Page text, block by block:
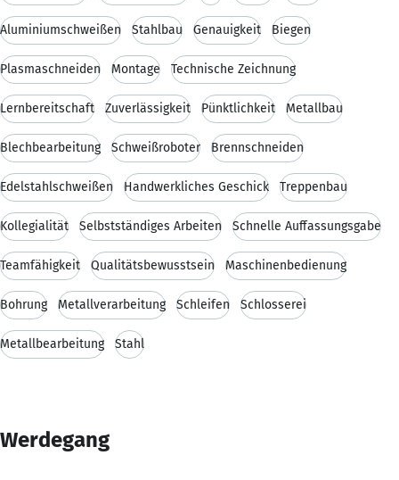
Aluminiumschweißen Stahlbau Genauigkeit Biegen
Plasmaschneiden Montage Technische Zeichnung
Lernbereitschaft Zuverlässigkeit Pünktlichkeit Metallbau
Blechbearbeitung Schweißroboter Brennschneiden
Edelstahlschweißen Handwerkliches Geschick Treppenbau
Kollegialität Selbstständiges Arbeiten Schnelle Auffassungsgabe
Teamfähigkeit Qualitätsbewusstsein Maschinenbedienung
Bohrung Metallverarbeitung Schleifen Schlosserei
Metallbearbeitung Stahl
Werdegang